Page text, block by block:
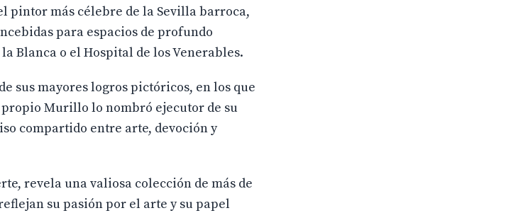
pintor más célebre de la Sevilla barroca,
para espacios de profundo
Blanca o el Hospital de los Venerables.
sus mayores logros pictóricos, en los que
Murillo lo nombró ejecutor de su
compartido entre arte, devoción y
revela una valiosa colección de más de
su pasión por el arte y su papel